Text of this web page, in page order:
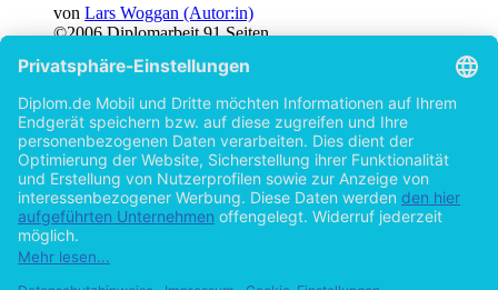
von Lars Woggan (Autor:in)
©2006 Diplomarbeit 91 Seiten
Hilfe/FAQ
Datenschutz
AGB
Vertrag widerrufen
Zur Desktop-Version
Copyright ©Imprint in der Bedey & Thoms Media GmbH powered
byOpen Publishing
Cookie-Einstellungen